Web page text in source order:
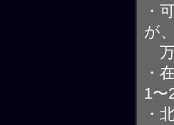
・
が
万
・
1〜
・